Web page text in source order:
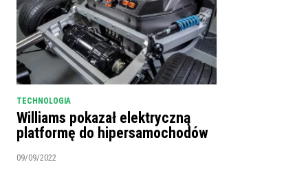
TECHNOLOGIA
Williams pokazał elektryczną
platformę do hipersamochodów
09/09/2022